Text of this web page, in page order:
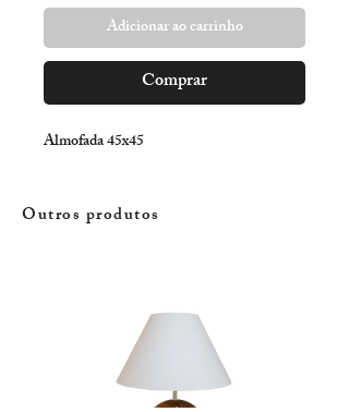
Adicionar ao carrinho
Comprar
Almofada 45x45
Outros produtos